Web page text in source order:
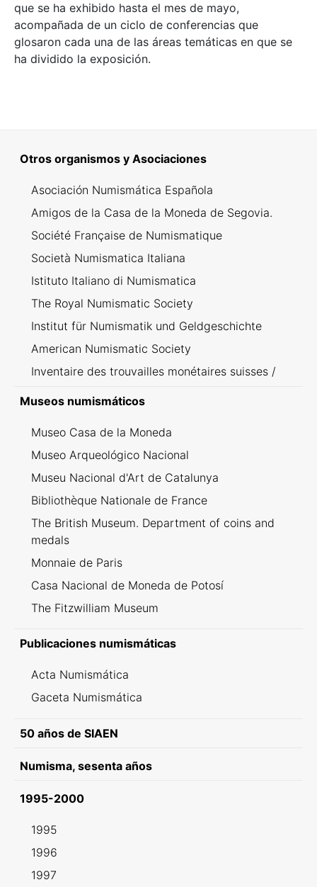
que se ha exhibido hasta el mes de mayo,
acompañada de un ciclo de conferencias que
glosaron cada una de las áreas temáticas en que se
ha dividido la exposición.
Otros organismos y Asociaciones
Asociación Numismática Española
Amigos de la Casa de la Moneda de Segovia.
Société Française de Numismatique
Società Numismatica Italiana
Istituto Italiano di Numismatica
The Royal Numismatic Society
Institut für Numismatik und Geldgeschichte
American Numismatic Society
Inventaire des trouvailles monétaires suisses /
Museos numismáticos
Museo Casa de la Moneda
Museo Arqueológico Nacional
Museu Nacional d'Art de Catalunya
Bibliothèque Nationale de France
The British Museum. Department of coins and
medals
Monnaie de Paris
Casa Nacional de Moneda de Potosí
The Fitzwilliam Museum
Publicaciones numismáticas
Acta Numismática
Gaceta Numismática
50 años de SIAEN
Numisma, sesenta años
1995-2000
1995
1996
1997